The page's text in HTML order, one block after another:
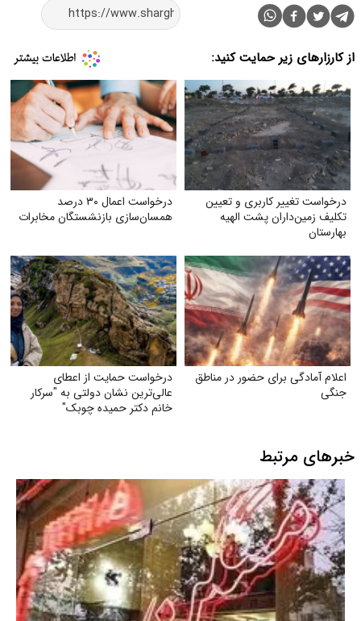
از کارزارهای زیر حمایت کنید:
درخواست تغییر کاربری و تعیین‌
تکلیف زمین‌داران پشت الهیه
بهارستان
درخواست اعمال ۳۰ درصد
همسان‌سازی بازنشستگان مخابرات
اعلام آمادگی برای حضور در مناطق
جنگی
درخواست حمایت از اعطای
عالی‌ترین نشان دولتی به "سرکار
خانم دکتر حمیده چوبک"
خبرهای مرتبط